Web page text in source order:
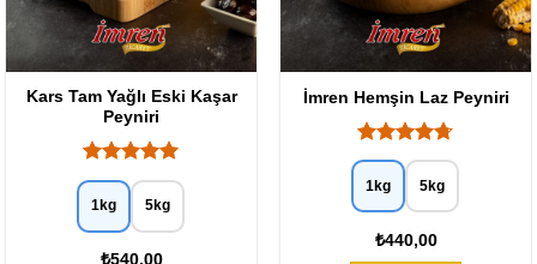
Kars Tam Yağlı Eski Kaşar
Peyniri
5 üzerinden
5oy aldı
1kg 5kg
₺540,00
İmren Hemşin Laz Peyniri
5
üzerinden
4.67 oy
aldı
1kg 5kg
₺440,00
Bu